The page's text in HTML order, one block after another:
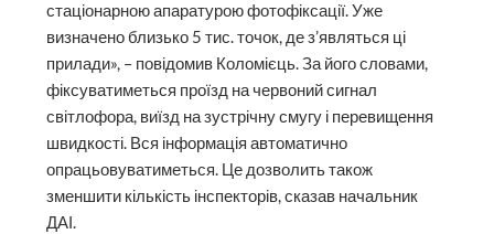
стаціонарною апаратурою фотофіксації. Уже
визначено близько 5 тис. точок, де з’являться ці
прилади», – повідомив Коломієць. За його словами,
фіксуватиметься проїзд на червоний сигнал
світлофора, виїзд на зустрічну смугу і перевищення
швидкості. Вся інформація автоматично
опрацьовуватиметься. Це дозволить також
зменшити кількість інспекторів, сказав начальник
ДАІ.